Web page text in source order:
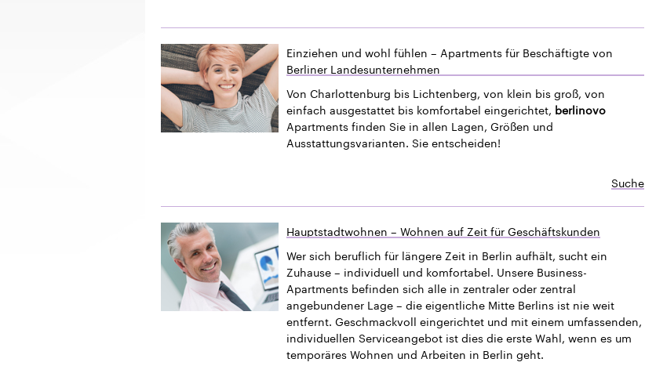
Einziehen und wohl fühlen – Apartments für Beschäftigte von
Berliner Landesunternehmen
Von Charlottenburg bis Lichtenberg, von klein bis groß, von
einfach ausgestattet bis komfortabel eingerichtet, berlinovo
Apartments finden Sie in allen Lagen, Größen und
Ausstattungsvarianten. Sie entscheiden!
Suche
Hauptstadtwohnen – Wohnen auf Zeit für Geschäftskunden
Wer sich beruflich für längere Zeit in Berlin aufhält, sucht ein
Zuhause – individuell und komfortabel. Unsere Business-
Apartments befinden sich alle in zentraler oder zentral
angebundener Lage – die eigentliche Mitte Berlins ist nie weit
entfernt. Geschmackvoll eingerichtet und mit einem umfassenden,
individuellen Serviceangebot ist dies die erste Wahl, wenn es um
temporäres Wohnen und Arbeiten in Berlin geht.